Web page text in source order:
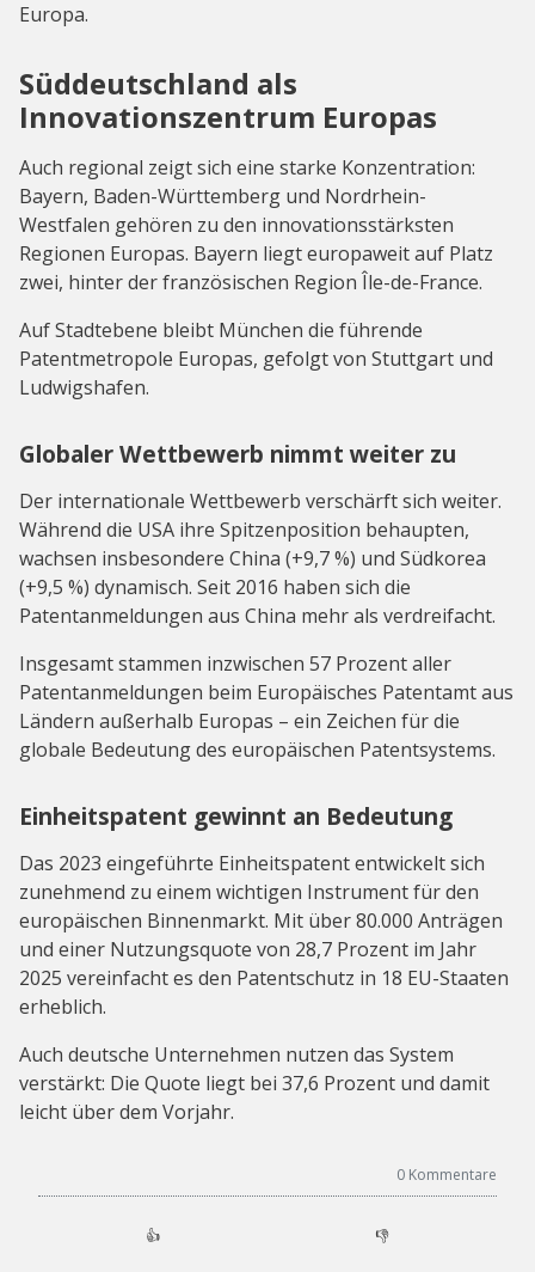
Europa.
Süddeutschland als
Innovationszentrum Europas
Auch regional zeigt sich eine starke Konzentration:
Bayern, Baden-Württemberg und Nordrhein-
Westfalen gehören zu den innovationsstärksten
Regionen Europas. Bayern liegt europaweit auf Platz
zwei, hinter der französischen Region Île-de-France.
Auf Stadtebene bleibt München die führende
Patentmetropole Europas, gefolgt von Stuttgart und
Ludwigshafen.
Globaler Wettbewerb nimmt weiter zu
Der internationale Wettbewerb verschärft sich weiter.
Während die USA ihre Spitzenposition behaupten,
wachsen insbesondere China (+9,7 %) und Südkorea
(+9,5 %) dynamisch. Seit 2016 haben sich die
Patentanmeldungen aus China mehr als verdreifacht.
Insgesamt stammen inzwischen 57 Prozent aller
Patentanmeldungen beim Europäisches Patentamt aus
Ländern außerhalb Europas – ein Zeichen für die
globale Bedeutung des europäischen Patentsystems.
Einheitspatent gewinnt an Bedeutung
Das 2023 eingeführte Einheitspatent entwickelt sich
zunehmend zu einem wichtigen Instrument für den
europäischen Binnenmarkt. Mit über 80.000 Anträgen
und einer Nutzungsquote von 28,7 Prozent im Jahr
2025 vereinfacht es den Patentschutz in 18 EU-Staaten
erheblich.
Auch deutsche Unternehmen nutzen das System
verstärkt: Die Quote liegt bei 37,6 Prozent und damit
leicht über dem Vorjahr.
0 Kommentare
👍 👎